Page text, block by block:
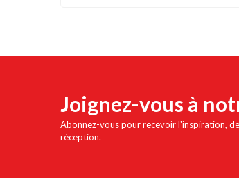
Joignez-vous à
Abonnez-vous pour recevoir l'inspiration,
réception.